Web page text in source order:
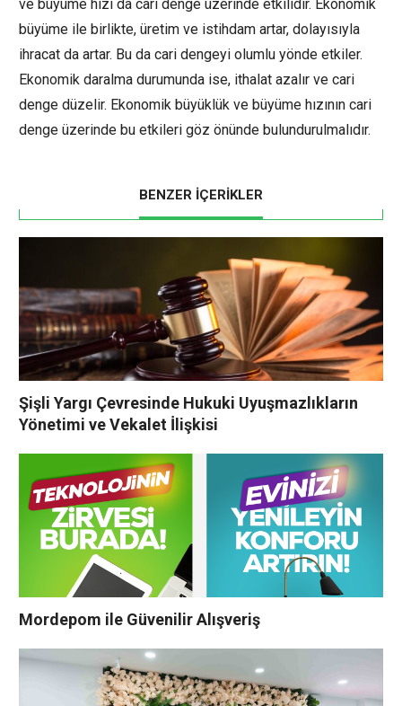
ve büyüme hızı da cari denge üzerinde etkilidir. Ekonomik
büyüme ile birlikte, üretim ve istihdam artar, dolayısıyla
ihracat da artar. Bu da cari dengeyi olumlu yönde etkiler.
Ekonomik daralma durumunda ise, ithalat azalır ve cari
denge düzelir. Ekonomik büyüklük ve büyüme hızının cari
denge üzerinde bu etkileri göz önünde bulundurulmalıdır.
BENZER İÇERİKLER
Şişli Yargı Çevresinde Hukuki Uyuşmazlıkların
Yönetimi ve Vekalet İlişkisi
Mordepom ile Güvenilir Alışveriş